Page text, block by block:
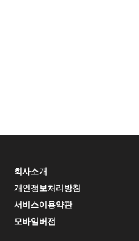
회사소개
개인정보처리방침
서비스이용약관
모바일버전